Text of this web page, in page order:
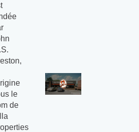
le
de